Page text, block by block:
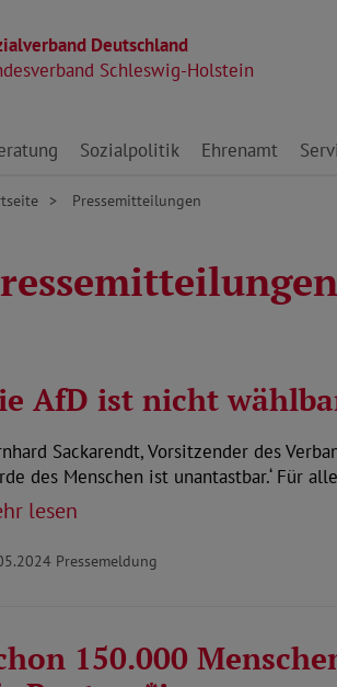
Deutschland
Schleswig-Holstein
zu den Inhalten springen
Sozialpolitik Ehrenamt
Pressemitteilungen
AfD ist nicht
Sackarendt, Vorsitzender des
des Menschen ist unantastbar.‘ Für
lesen
Pressemeldung
150.000